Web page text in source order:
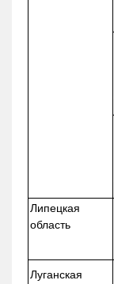
Липецкая
область
Луганская